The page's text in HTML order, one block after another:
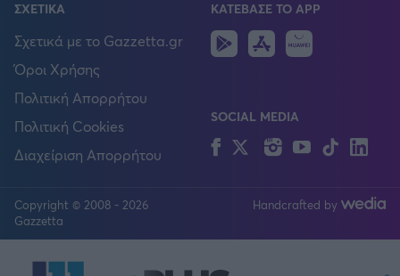
ΣΧΕΤΙΚΑ
Σχετικά με το Gazzetta.gr
Όροι Χρήσης
Πολιτική Απορρήτου
Πολιτική Cookies
Διαχείριση Απορρήτου
ΚΑΤΕΒΑΣΕ ΤΟ APP
Android
IOS
SOCIAL MEDIA
FacebookTwitterInstagram
YouTubeTikTok
Copyright © 2008 - 2026
Gazzetta
Handcrafted by